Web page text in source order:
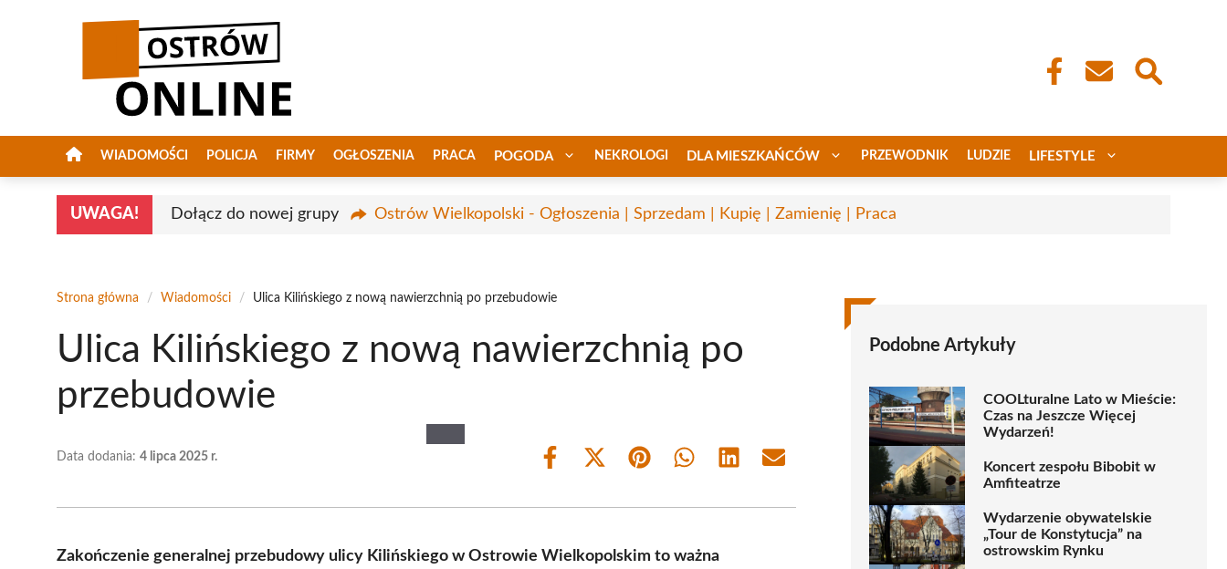
WIADOMOŚCI POLICJA FIRMY OGŁOSZENIA PRACA POGODA NEKROLOGI DLA MIESZKAŃCÓW PRZEWODNIK LUDZIE LIFESTYLE
UWAGA! Dołącz do nowej grupy Ostrów Wielkopolski - Ogłoszenia | Sprzedam | Kupię | Zamienię | Praca
Strona główna / Wiadomości / Ulica Kilińskiego z nową nawierzchnią po przebudowie
Ulica Kilińskiego z nową nawierzchnią po
przebudowie
Data dodania: 4 lipca 2025 r.
Share
Share
(Twitter)
Share Share Share Share
Zakończenie generalnej przebudowy ulicy Kilińskiego w Ostrowie Wielkopolskim to ważna
Podobne Artykuły
COOLturalne Lato w Mieście:
Czas na Jeszcze Więcej
Wydarzeń!
Koncert zespołu Bibobit w
Amfiteatrze
Wydarzenie obywatelskie
„Tour de Konstytucja” na
ostrowskim Rynku